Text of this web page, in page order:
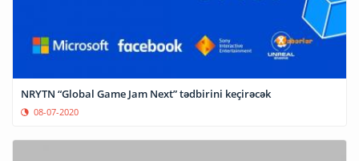
NRYTN “Global Game Jam Next” tədbirini keçirəcək
08-07-2020